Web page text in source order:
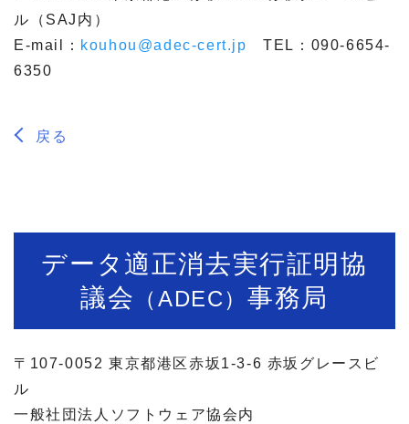
ル（SAJ内）
E-mail： kouhou@adec-cert.jp TEL：090-6654-
6350
戻る
データ適正消去実行証明協
議会 （ADEC） 事務局
〒107-0052 東京都港区赤坂1-3-6 赤坂グレースビ
ル
一般社団法人ソフトウェア協会内